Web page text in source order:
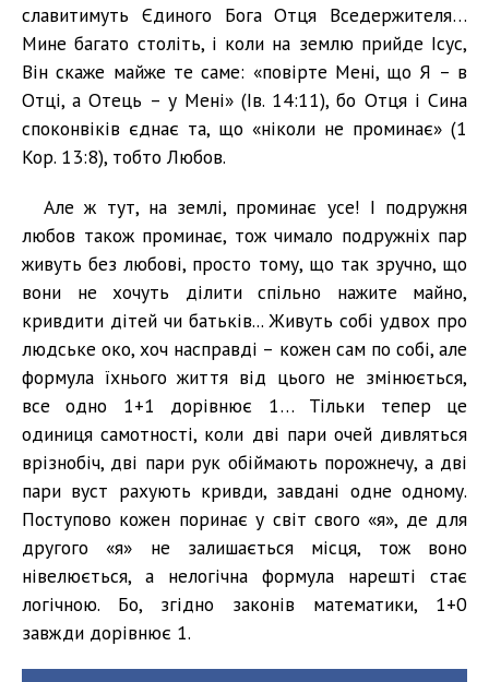
славитимуть Єдиного Бога Отця Вседержителя…
Мине багато століть, і коли на землю прийде Ісус,
Він скаже майже те саме: «повірте Мені, що Я – в
Отці, а Отець – у Мені» (Ів. 14:11), бо Отця і Сина
споконвіків єднає та, що «ніколи не проминає» (1
Кор. 13:8), тобто Любов.
Але ж тут, на землі, проминає усе! І подружня
любов також проминає, тож чимало подружніх пар
живуть без любові, просто тому, що так зручно, що
вони не хочуть ділити спільно нажите майно,
кривдити дітей чи батьків... Живуть собі удвох про
людське око, хоч насправді – кожен сам по собі, але
формула їхнього життя від цього не змінюється,
все одно 1+1 дорівнює 1… Тільки тепер це
одиниця самотності, коли дві пари очей дивляться
врізнобіч, дві пари рук обіймають порожнечу, а дві
пари вуст рахують кривди, завдані одне одному.
Поступово кожен поринає у світ свого «я», де для
другого «я» не залишається місця, тож воно
нівелюється, а нелогічна формула нарешті стає
логічною. Бо, згідно законів математики, 1+0
завжди дорівнює 1.